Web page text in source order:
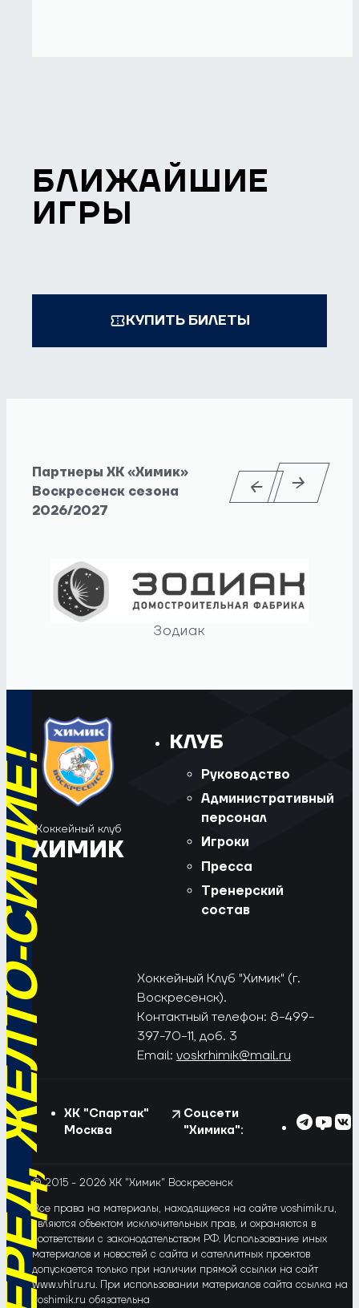
БЛИЖАЙШИЕ
ИГРЫ
КУПИТЬ БИЛЕТЫ
Партнеры ХК «Химик»
Воскресенск сезона
2026/2027
Зодиак
СИНИЕ!
Хоккейный клуб
ХИМИК
КЛУБ
Руководство
Административный
персонал
Игроки
Пресса
Тренерский
состав
Хоккейный Клуб "Химик" (г.
Воскресенск).
Контактный телефон: 8-499-
397-70-11, доб. 3
Email: voskrhimik@mail.ru
ХК "Спартак"
Москва
Соцсети
"Химика":
© 2015 - 2026 ХК "Химик" Воскресенск
Все права на материалы, находящиеся на сайте voshimik.ru,
являются объектом исключительных прав, и охраняются в
соответствии с законодательством РФ. Использование иных
материалов и новостей с сайта и сателлитных проектов
допускается только при наличии прямой ссылки на сайт
www.vhlru.ru. При использовании материалов сайта ссылка на
voshimik.ru обязательна